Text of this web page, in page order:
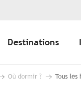
Destinations
Où dormir ? Tous les